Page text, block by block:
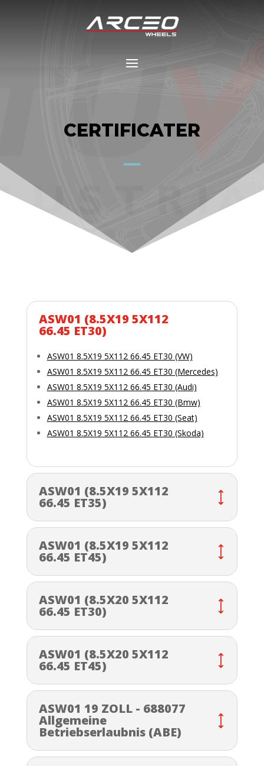
CERTIFICATER
ASW01 (8.5X19 5X112
66.45 ET30)
ASW01 8.5X19 5X112 66.45 ET30 (VW)
ASW01 8.5X19 5X112 66.45 ET30 (Mercedes)
ASW01 8.5X19 5X112 66.45 ET30 (Audi)
ASW01 8.5X19 5X112 66.45 ET30 (Bmw)
ASW01 8.5X19 5X112 66.45 ET30 (Seat)
ASW01 8.5X19 5X112 66.45 ET30 (Skoda)
ASW01 (8.5X19 5X112
66.45 ET35)
ASW01 (8.5X19 5X112
66.45 ET45)
ASW01 (8.5X20 5X112
66.45 ET30)
ASW01 (8.5X20 5X112
66.45 ET45)
ASW01 19 ZOLL - 688077
Allgemeine
Betriebserlaubnis (ABE)